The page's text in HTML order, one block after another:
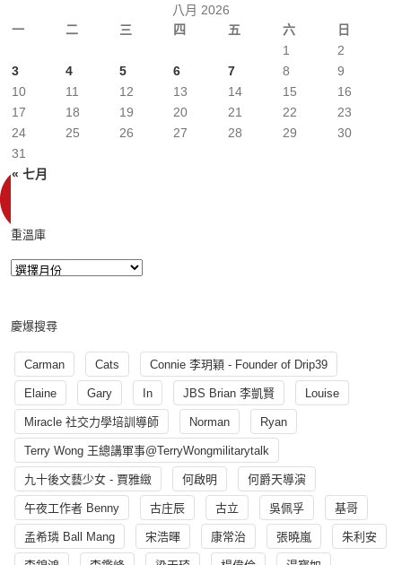
八月 2026
一
二 三 四 五 六 日
« 七月
1
2
3
4 5 6 7 8
9
10
11 12 13 14 15
16
17
18 19 20 21 22
23
24
25 26 27 28 29
30
31
重溫庫
慶爆搜尋
Carman Cats Connie 李玥穎 - Founder of Drip39
Elaine Gary In JBS Brian 李凱賢 Louise
Miracle 社交力學培訓導師 Norman Ryan
Terry Wong 王總講軍事@TerryWongmilitarytalk
九十後文藝少女 - 賈雅緻 何啟明 何爵天導演
午夜工作者 Benny 古庄辰 古立 吳佩孚 基哥
孟希璘 Ball Mang 宋浩暉 康常治 張曉嵐 朱利安